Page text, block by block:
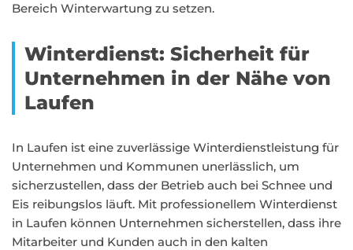
Bereich Winterwartung zu setzen.
Winterdienst: Sicherheit für
Unternehmen in der Nähe von
Laufen
In Laufen ist eine zuverlässige Winterdienstleistung für
Unternehmen und Kommunen unerlässlich, um
sicherzustellen, dass der Betrieb auch bei Schnee und
Eis reibungslos läuft. Mit professionellem Winterdienst
in Laufen können Unternehmen sicherstellen, dass ihre
Mitarbeiter und Kunden auch in den kalten